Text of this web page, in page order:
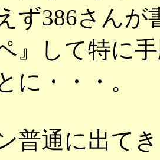
ず386さん
』して特に
に・・・。
普通に出て